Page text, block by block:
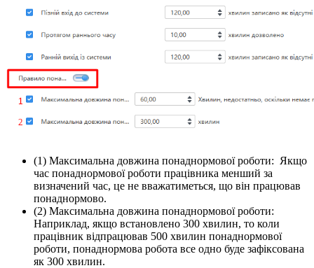
(1) Максимальна довжина понаднормової роботи: Якщо
час понаднормової роботи працівника менший за
визначений час, це не вважатиметься, що він працював
понаднормово.
(2) Максимальна довжина понаднормової роботи:
Наприклад, якщо встановлено 300 хвилин, то коли
працівник відпрацював 500 хвилин понаднормової
роботи, понаднормова робота все одно буде зафіксована
як 300 хвилин.